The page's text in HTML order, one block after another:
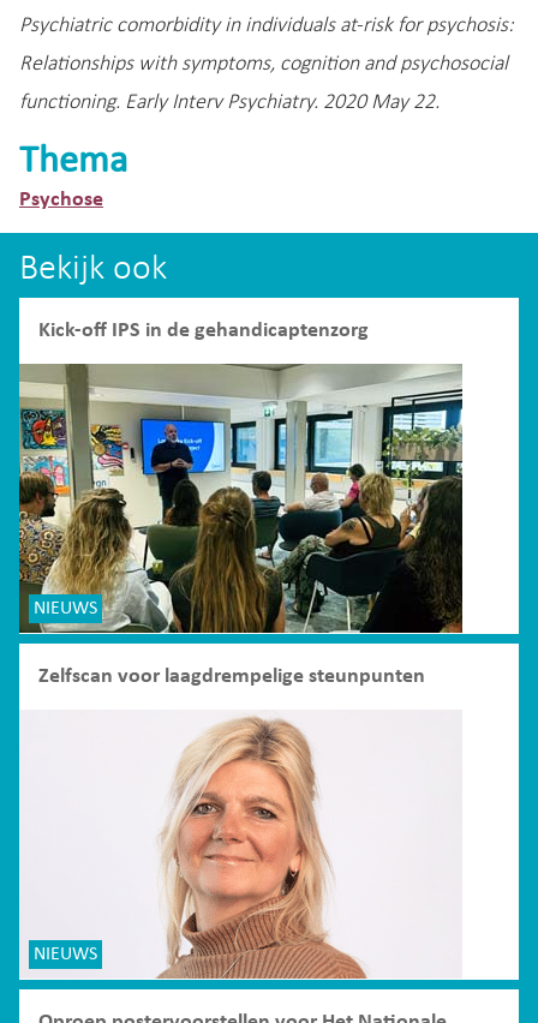
Psychiatric comorbidity in individuals at-risk for psychosis:
Relationships with symptoms, cognition and psychosocial
functioning. Early Interv Psychiatry. 2020 May 22.
Thema
Psychose
Bekijk ook
Kick-off IPS in de gehandicaptenzorg
NIEUWS
Zelfscan voor laagdrempelige steunpunten
NIEUWS